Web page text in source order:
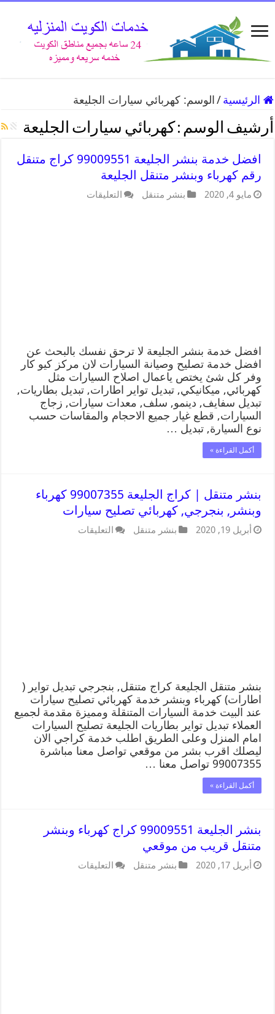
الرئيسية / الوسم:كهربائي سيارات الجليعة
أرشيف الوسم : كهربائي سيارات الجليعة
افضل خدمة بنشر الجليعة 99009551 كراج متنقل
رقم كهرباء وبنشر متنقل الجليعة
مايو 4, 2020 بنشر متنقل التعليقات
افضل خدمة بنشر الجليعة لا ترحق نفسك بالبحث عن
افضل خدمة تصليح وصيانة السيارات لان مركز كيو كار
وفر كل شئ يختص ياعمال اصلاح السيارات مثل
كهربائي, ميكانيكي, تبديل تواير اطارات, تبديل بطاريات,
تبديل سفايف, دينمو, سلف, معدات سيارات, زجاج
السيارات, قطع غيار جميع الاحجام والمقاسات حسب
نوع السيارة, تبديل …
أكمل القراءة »
بنشر متنقل | كراج الجليعة 99007355 كهرباء
وبنشر, بنجرجي, كهربائي تصليح سيارات
أبريل 19, 2020 بنشر متنقل التعليقات
بنشر متنقل الجليعة كراج متنقل, بنجرجي تبديل تواير (
اطارات) كهرباء وبنشر خدمة كهربائي تصليح سيارات
عند البيت خدمة السيارات المتنقلة ومميزة مقدمة لجميع
العملاء تبديل تواير بطاريات الجليعة تصليح السيارات
امام المنزل وعلى الطريق اطلب خدمة كراجي الان
ليصلك اقرب بشر من موقعي تواصل معنا مباشرة
99007355 تواصل معنا …
أكمل القراءة »
بنشر الجليعة 99009551 كراج كهرباء وبنشر
متنقل قريب من موقعي
أبريل 17, 2020 بنشر متنقل التعليقات